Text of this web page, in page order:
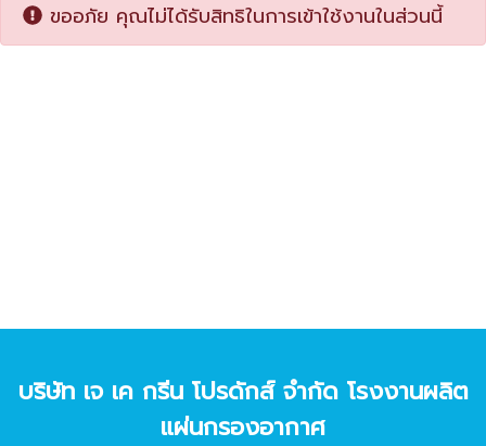
ขออภัย คุณไม่ได้รับสิทธิในการเข้าใช้งานในส่วนนี้
บริษัท เจ เค กรีน โปรดักส์ จํากัด โรงงานผลิต
แผ่นกรองอากาศ